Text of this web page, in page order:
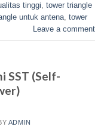
tinggi, tower triangle
untuk antena, tower
Leave a comment
SST (Self-
ADMIN